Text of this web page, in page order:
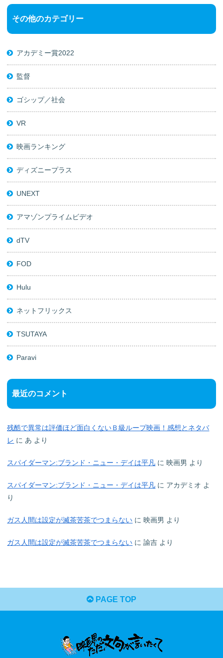
その他のカテゴリー
アカデミー賞2022
監督
ゴシップ／社会
VR
映画ランキング
ディズニープラス
UNEXT
アマゾンプライムビデオ
dTV
FOD
Hulu
ネットフリックス
TSUTAYA
Paravi
最近のコメント
残酷で異常は評価ほど面白くないＢ級ループ映画！感想とネタバ
レ に あ より
スパイダーマン:ブランド・ニュー・デイは平凡 に映画男 より
スパイダーマン:ブランド・ニュー・デイは平凡 に アカデミオ よ
り
ガス人間は設定が滅茶苦茶でつまらない に映画男 より
ガス人間は設定が滅茶苦茶でつまらない に諭吉 より
PAGE TOP